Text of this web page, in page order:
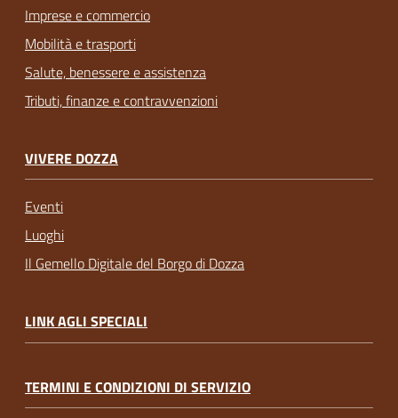
Imprese e commercio
Mobilità e trasporti
Salute, benessere e assistenza
Tributi, finanze e contravvenzioni
VIVERE DOZZA
Eventi
Luoghi
Il Gemello Digitale del Borgo di Dozza
LINK AGLI SPECIALI
TERMINI E CONDIZIONI DI SERVIZIO